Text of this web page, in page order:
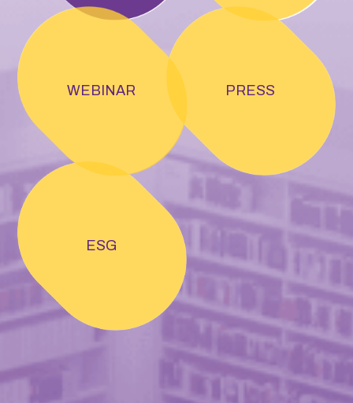
WEBINAR PRESS
ESG